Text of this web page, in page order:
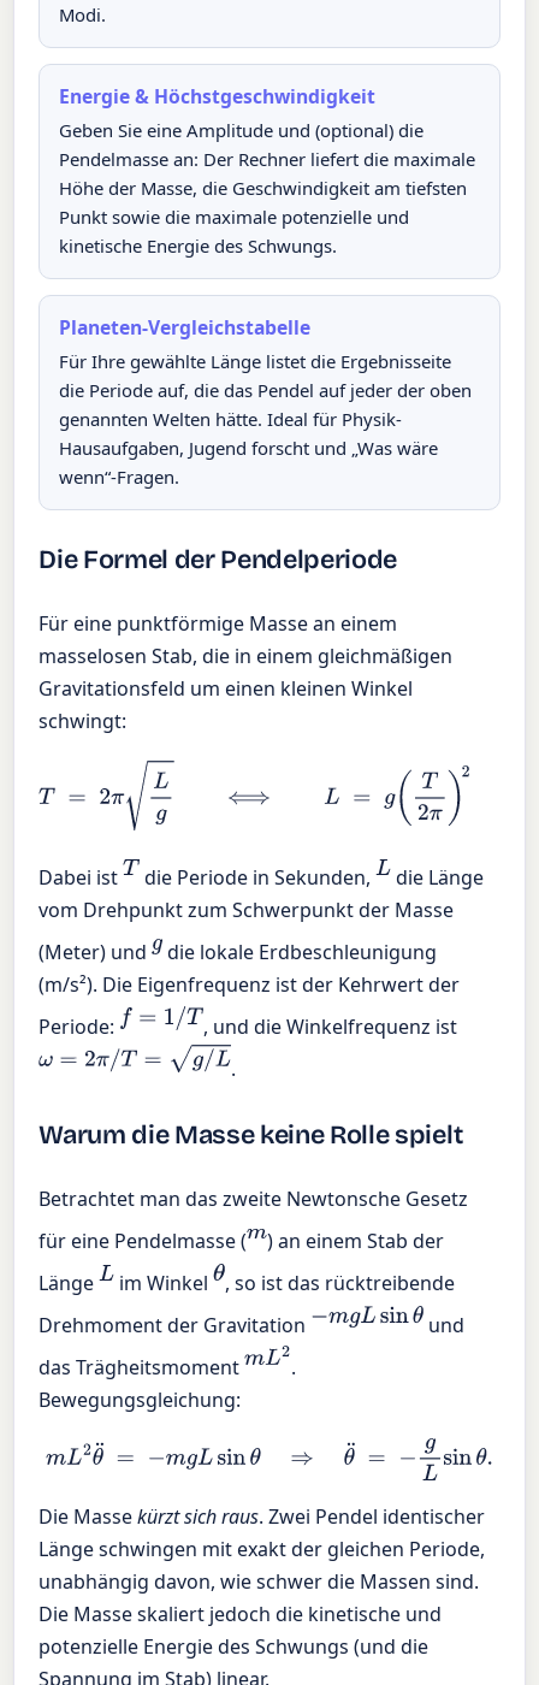
Modi.
Energie & Höchstgeschwindigkeit
Geben Sie eine Amplitude und (optional) die
Pendelmasse an: Der Rechner liefert die maximale
Höhe der Masse, die Geschwindigkeit am tiefsten
Punkt sowie die maximale potenzielle und
kinetische Energie des Schwungs.
Planeten-Vergleichstabelle
Für Ihre gewählte Länge listet die Ergebnisseite
die Periode auf, die das Pendel auf jeder der oben
genannten Welten hätte. Ideal für Physik-
Hausaufgaben, Jugend forscht und „Was wäre
wenn“-Fragen.
Die Formel der Pendelperiode
Für eine punktförmige Masse an einem
masselosen Stab, die in einem gleichmäßigen
Gravitationsfeld um einen kleinen Winkel
schwingt:
2 πL T2
Dabei istT die Periode in Sekunden, L die Länge
vom Drehpunkt zum Schwerpunkt der Masse
(Meter) undgdie lokale Erdbeschleunigung
(m/s²). Die Eigenfrequenz ist der Kehrwert der
Periode: f= 1/ T
, und die Winkelfrequenz ist
ω =2π/T=g/ L .
Warum die Masse keine Rolle spielt
Betrachtet man das zweite Newtonsche Gesetz
für eine Pendelmasse (m) an einem Stab der
LängeL im Winkelθ, so ist das rücktreibende
Drehmoment der Gravitation −mgLsinθ
und
das TrägheitsmomentmL2 .
Bewegungsgleichung:
m L2θ¨=−mgL sin ⇒θ −g Lsin θ.
Die Massekürzt sich raus. Zwei Pendel identischer
Länge schwingen mit exakt der gleichen Periode,
unabhängig davon, wie schwer die Massen sind.
Die Masse skaliert jedoch die kinetische und
potenzielle Energie des Schwungs (und die
Spannung im Stab) linear.